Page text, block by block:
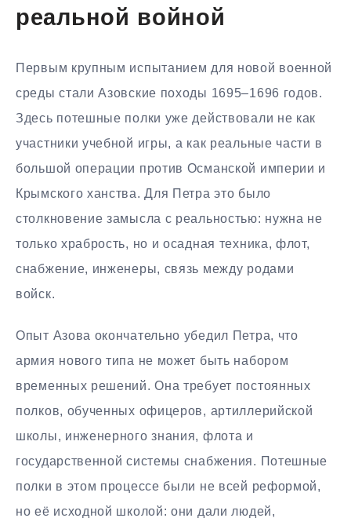
реальной войной
Первым крупным испытанием для новой военной
среды стали Азовские походы 1695–1696 годов.
Здесь потешные полки уже действовали не как
участники учебной игры, а как реальные части в
большой операции против Османской империи и
Крымского ханства. Для Петра это было
столкновение замысла с реальностью: нужна не
только храбрость, но и осадная техника, флот,
снабжение, инженеры, связь между родами
войск.
Опыт Азова окончательно убедил Петра, что
армия нового типа не может быть набором
временных решений. Она требует постоянных
полков, обученных офицеров, артиллерийской
школы, инженерного знания, флота и
государственной системы снабжения. Потешные
полки в этом процессе были не всей реформой,
но её исходной школой: они дали людей,